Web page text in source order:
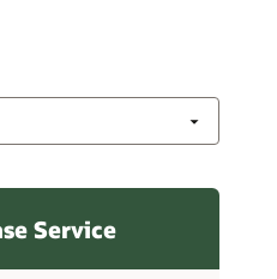
Service